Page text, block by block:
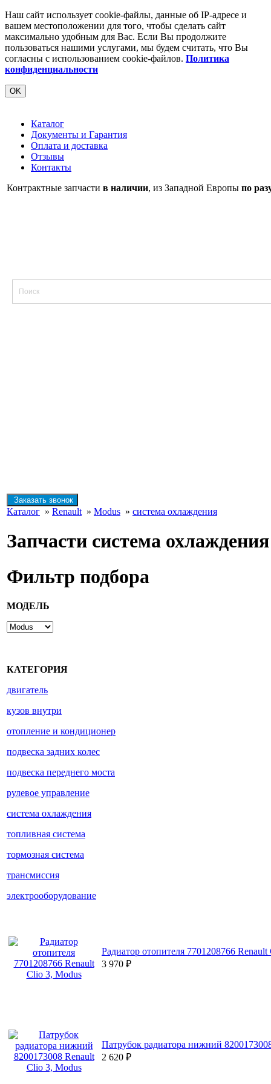
Наш сайт использует cookie-файлы, данные об IP-адресе и
вашем местоположении для того, чтобы сделать сайт
максимально удобным для Вас. Если Вы продолжите
пользоваться нашими услугами, мы будем считать, что Вы
согласны с использованием cookie-файлов. Политика
конфиденциальности
OK
Каталог
Документы и Гарантия
Оплата и доставка
Отзывы
Контакты
Контрактные запчасти в наличии, из Западной Европы по
Заказать звонок
Каталог » Renault » Modus » система охлаждения
Запчасти система охлаждения
Фильтр подбора
МОДЕЛЬ
КАТЕГОРИЯ
двигатель
кузов внутри
отопление и кондиционер
подвеска задних колес
подвеска переднего моста
рулевое управление
система охлаждения
топливная система
тормозная система
трансмиссия
электрооборудование
Радиатор отопителя 7701208766
3 970 ₽
Патрубок радиатора нижний
2 620 ₽